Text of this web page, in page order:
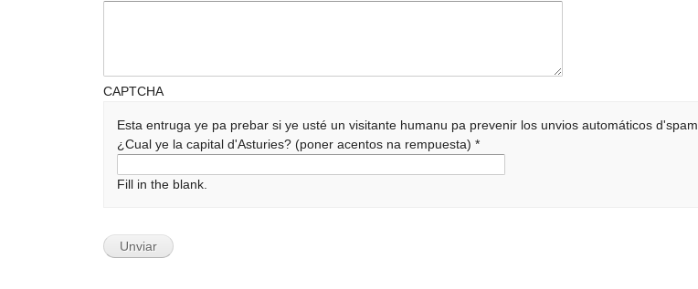
CAPTCHA
Esta entruga ye pa prebar si ye usté un visitante humanu pa prevenir los unvios automáticos d'spam.
¿Cual ye la capital d'Asturies? (poner acentos na rempuesta)*
Fill in the blank.